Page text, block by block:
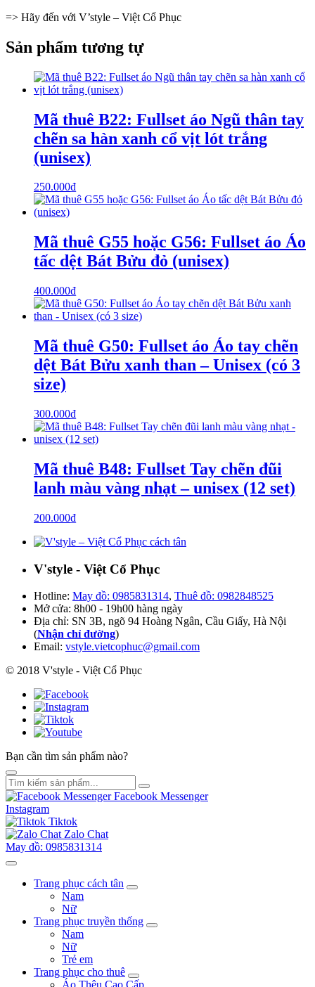
=> Hãy đến với V’style – Việt Cổ Phục
Sản phẩm tương tự
Mã thuê B22: Fullset áo Ngũ thân tay
chẽn sa hàn xanh cổ vịt lót trắng
(unisex)
250.000₫
Mã thuê G55 hoặc G56: Fullset áo Áo
tấc dệt Bát Bửu đỏ (unisex)
400.000₫
Mã thuê G50: Fullset áo Áo tay chẽn
dệt Bát Bửu xanh than – Unisex (có 3
size)
300.000₫
Mã thuê B48: Fullset Tay chẽn đũi
lanh màu vàng nhạt – unisex (12 set)
200.000₫
V'style - Việt Cổ Phục
Hotline: May đồ: 0985831314, Thuê đồ: 0982848525
Mở cửa: 8h00 - 19h00 hàng ngày
Địa chỉ: SN 3B, ngõ 94 Hoàng Ngân, Cầu Giấy, Hà Nội
(Nhận chỉ đường)
Email: vstyle.vietcophuc@gmail.com
© 2018 V'style - Việt Cổ Phục
Bạn cần tìm sản phẩm nào?
Facebook Messenger
Instagram
Tiktok
Zalo Chat
May đồ: 0985831314
Trang phục cách tân
Nam
Nữ
Trang phục truyền thống
Nam
Nữ
Trẻ em
Trang phục cho thuê